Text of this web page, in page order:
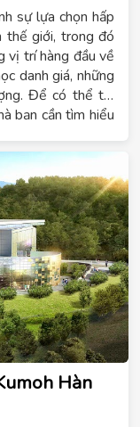
sự lựa chọn hấp
thế giới, trong đó
vị trí hàng đầu về
danh giá, những
Để có thể tới
bạn cần tìm hiểu
Hàn